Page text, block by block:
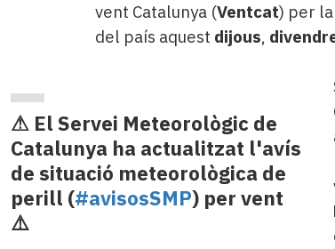
vent Catalunya (Ventcat) per
del país aquest dijous,
⚠ El Servei Meteorològic de
Catalunya ha actualitzat l'avís
de situació meteorològica de
perill (#avisosSMP) per vent
⚠️